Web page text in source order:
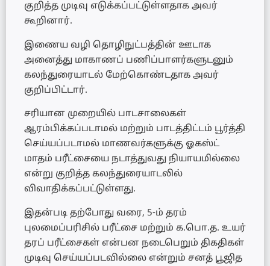
குறித்த முடிவு எடுக்கப்பட்டுள்ளதாக அவர்
கூறினார்.
இணைய வழி தொழிநுட்பத்தின் ஊடாக
அனைத்து மாகாணப் பணிப்பாளர்களுடனும்
கலந்துரையாடல் மேற்கொண்டதாக அவர்
குறிப்பிட்டார்.
சரியான முறையில் பாடசாலைகள்
ஆரம்பிக்கப்படாமல் மற்றும் பாடத்திட்டம் பூர்த்தி
செய்யப்படாமல் மாணவர்களுக்கு ஓகஸ்ட்
மாதம் பரீட்சையை நடாத்துவது நியாயமில்லை
என்று குறித்த கலந்துரையாடலில்
விவாதிக்கப்பட்டுள்ளது.
இதன்படி தற்போது வரை, 5-ம் தரம்
புலமைப்பரிசில் பரீட்சை மற்றும் க.பொ.த. உயர்
தரப் பரீட்சைகள் என்பன நடைபெறும் திகதிகள்
முடிவு செய்யப்படவில்லை என்றும் சனத் பூஜித